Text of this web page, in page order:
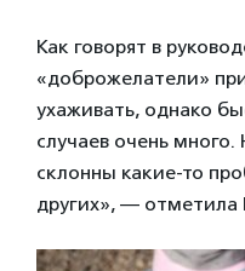
Как говорят в
«доброжелатели»
ухаживать, однако
случаев очень
склонны какие-то
других», — отметила